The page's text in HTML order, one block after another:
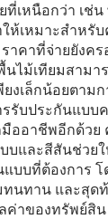
ที่เหนือกว่า เช่
ห้เหมาะสำหรั
าคาที่จ่ายยังค
นไม้เทียมสาม
ยงเล็กน้อยตาม
รับประกันแบบ
ออาชีพอีกด้วย
บและสีสันช่วย
บบที่ต้องการ
นทาน และสุด
ค่าของทรัพย์สิ